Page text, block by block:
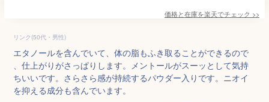
価格と在庫を楽天でチェック >>
リンク(50代・男性)
エタノールを含んでいて、体の脂もふき取ることができるので
、仕上がりがさっぱりします。メントールがスーッとして気持
ちいいです。さらさら感が持続するパウダー入りです。ニオイ
を抑える成分も含んでいます。